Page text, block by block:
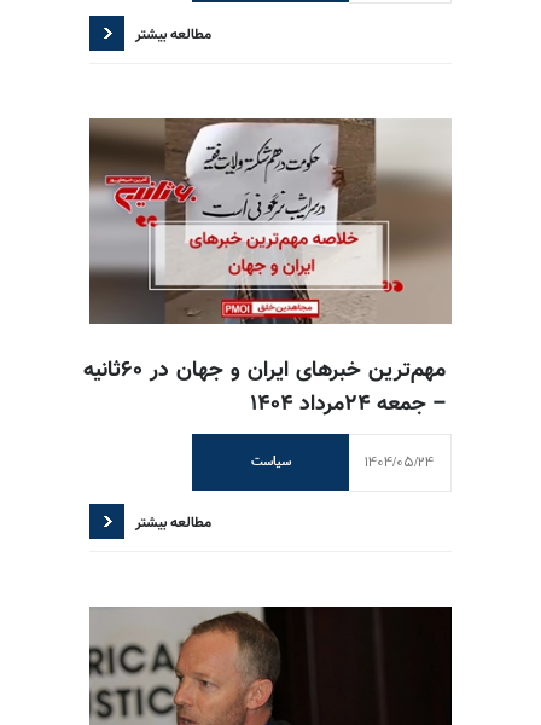
مطالعه بیشتر
مهم‌ترین خبرهای ایران و جهان در ۶۰ثانیه
– جمعه ۲۴مرداد ۱۴۰۴
سیاست 1404/05/24
مطالعه بیشتر